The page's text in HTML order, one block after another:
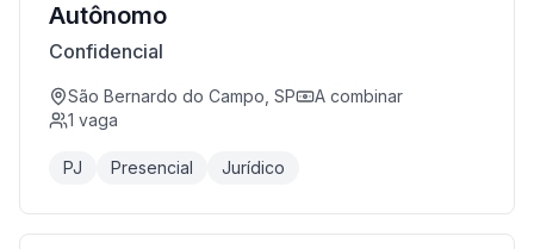
Autônomo
Confidencial
São Bernardo do Campo, SP
A combinar
1 vaga
PJ Presencial Jurídico